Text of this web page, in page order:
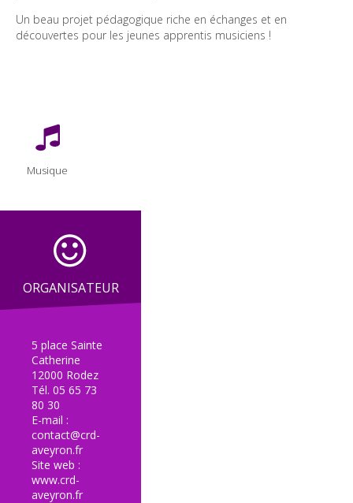
Un beau projet pédagogique riche en échanges et en
découvertes pour les jeunes apprentis musiciens !
Musique
ORGANISATEUR
5 place Sainte
Catherine
12000 Rodez
Tél. 05 65 73
80 30
E-mail :
contact@crd-
aveyron.fr
Site web :
www.crd-
aveyron.fr